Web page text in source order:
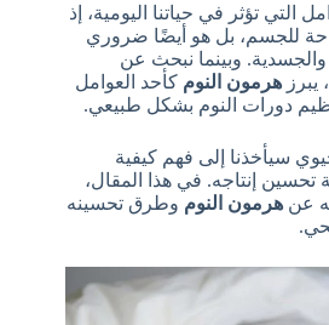
التي تؤثر في حياتنا اليومية، إذ
للجسم، بل هو أيضًا ضروري
وبينما نبحث عن
هرمون النوم كأحد العوامل
دورات النوم بشكل طبيعي.
سيأخذنا إلى فهم كيفية
تحسين إنتاجه. في هذا المقال،
عن هرمون النوم وطرق تحسينه